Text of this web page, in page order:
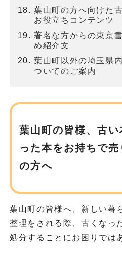
葉山町の方へ向けた
お役立ちコンテンツ
著名な方からの東京
め紹介文
葉山町以外の埼玉県
ついてのご案内
葉山町の皆様、古
った本をお持ちで売
の方へ
葉山町の皆様へ、新しい暮
整理をされる際、古くなっ
処分することにお困りでは